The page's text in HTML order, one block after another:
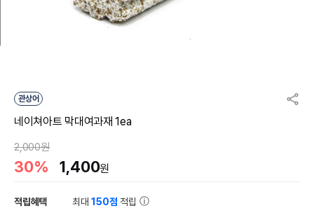
관상어
네이쳐아트 막대여과재 1ea
2,000원
30% 1,400원
적립혜택 최대150점 적립